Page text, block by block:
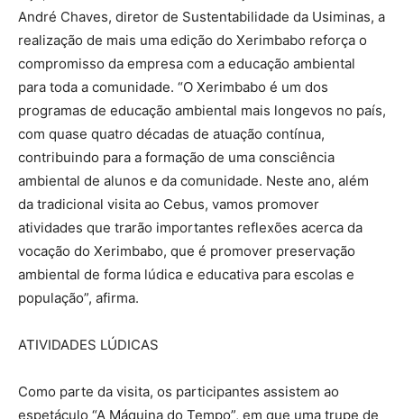
André Chaves, diretor de Sustentabilidade da Usiminas, a
realização de mais uma edição do Xerimbabo reforça o
compromisso da empresa com a educação ambiental
para toda a comunidade. “O Xerimbabo é um dos
programas de educação ambiental mais longevos no país,
com quase quatro décadas de atuação contínua,
contribuindo para a formação de uma consciência
ambiental de alunos e da comunidade. Neste ano, além
da tradicional visita ao Cebus, vamos promover
atividades que trarão importantes reflexões acerca da
vocação do Xerimbabo, que é promover preservação
ambiental de forma lúdica e educativa para escolas e
população”, afirma.
ATIVIDADES LÚDICAS
Como parte da visita, os participantes assistem ao
espetáculo “A Máquina do Tempo”, em que uma trupe de